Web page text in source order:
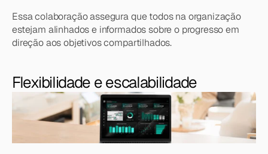
Essa colaboração assegura que todos na organização
estejam alinhados e informados sobre o progresso em
direção aos objetivos compartilhados.
Flexibilidade e escalabilidade